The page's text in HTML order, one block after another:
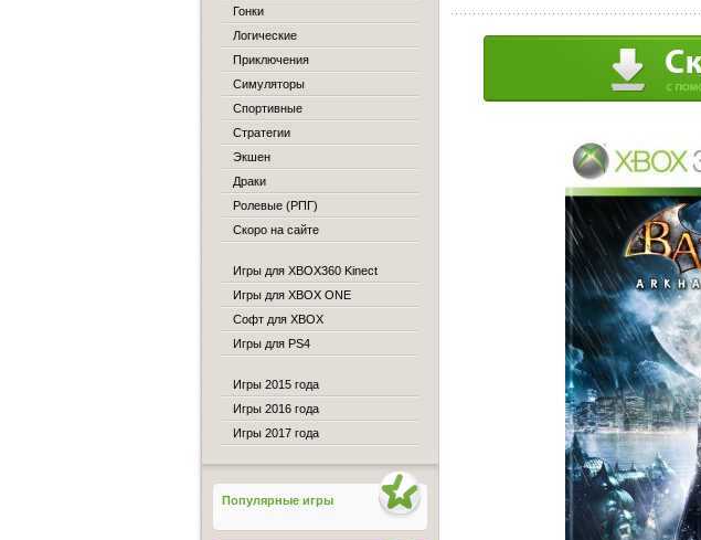
Гонки
Логические
Приключения
Симуляторы
Спортивные
Стратегии
Экшен
Драки
Ролевые (РПГ)
Скоро на сайте
Игры для XBOX360 Kinect
Игры для XBOX ONE
Софт для XBOX
Игры для PS4
Игры 2015 года
Игры 2016 года
Игры 2017 года
Популярные игры